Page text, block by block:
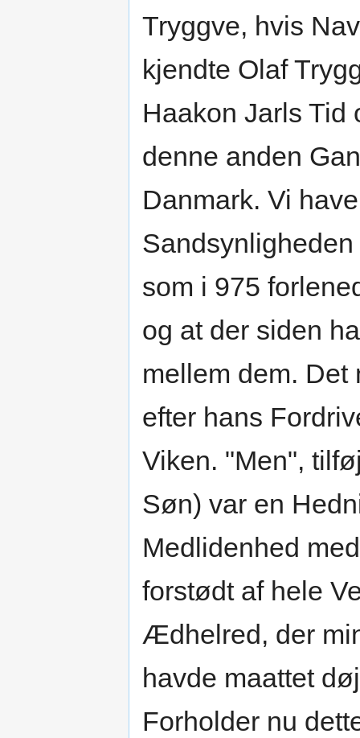
Tryggve, hvis
kjendte Olaf
Haakon Jarls Tid
denne anden
Danmark. Vi
som i 975
og at der siden
mellem dem. Det
efter hans
Viken. "Men",
Søn) var en
Medlidenhed
forstødt af hele
Ædhelred, der
havde maattet
Forholder nu